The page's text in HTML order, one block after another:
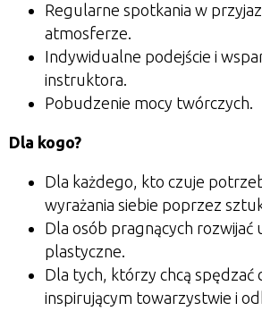
Regularne spotkania w
atmosferze.
Indywidualne podejście i
instruktora.
Pobudzenie mocy twórczych.
Dla kogo?
Dla każdego, kto czuje
wyrażania siebie poprzez
Dla osób pragnących rozwijać
plastyczne.
Dla tych, którzy chcą spędzać
inspirującym towarzystwie i